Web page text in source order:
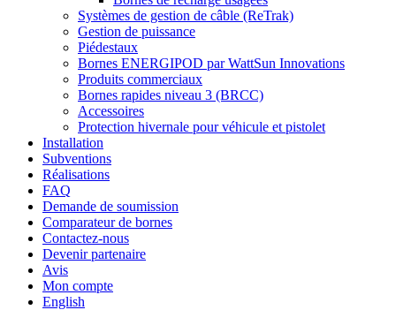
Systèmes de gestion de câble (ReTrak)
Gestion de puissance
Piédestaux
Bornes ENERGIPOD par WattSun Innovations
Produits commerciaux
Bornes rapides niveau 3 (BRCC)
Accessoires
Protection hivernale pour véhicule et pistolet
Installation
Subventions
Réalisations
FAQ
Demande de soumission
Comparateur de bornes
Contactez-nous
Devenir partenaire
Avis
Mon compte
English